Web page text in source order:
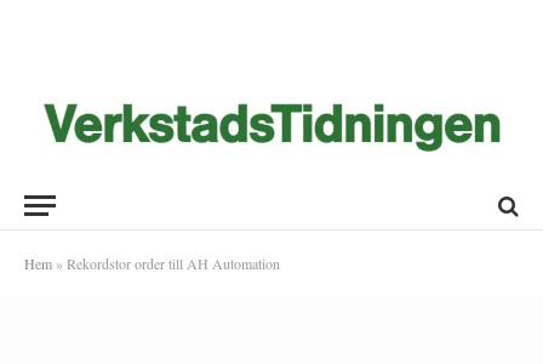
Hem » Rekordstor order till AH Automation